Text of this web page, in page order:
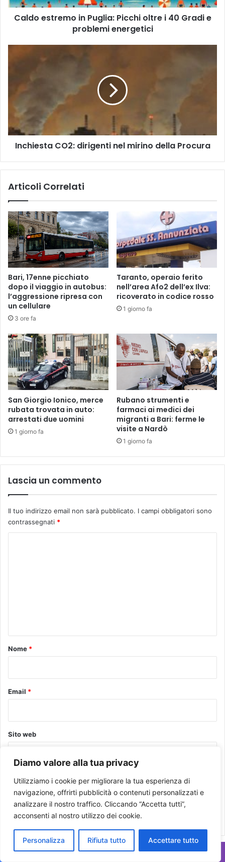
Diamo valore alla tua privacy
Utilizziamo i cookie per migliorare la tua esperienza di
navigazione, offrirti pubblicità o contenuti personalizzati e
analizzare il nostro traffico. Cliccando “Accetta tutti”,
acconsenti al nostro utilizzo dei cookie.
Personalizza Rifiuta tutto Accettare tutto
Gradi
Caldo estremo in Puglia: Picchi oltre i 40 Gradi e
problemi energetici
Inchiesta
CO2:
mirino
Procura
Inchiesta CO2: dirigenti nel mirino della Procura
Articoli Correlati
Bari, 17enne picchiato
dopo il viaggio in autobus:
l’aggressione ripresa con
un cellulare
3 ore fa
Taranto, operaio ferito
nell’area Afo2 dell’ex Ilva:
ricoverato in codice rosso
1 giorno fa
San Giorgio Ionico, merce
rubata trovata in auto:
arrestati due uomini
1 giorno fa
Rubano strumenti e
farmaci ai medici dei
migranti a Bari: ferme le
visite a Nardò
1 giorno fa
Lascia un commento
Il tuo indirizzo email non sarà pubblicato. I campi obbligatori sono
contrassegnati *
o
Nome *
Email *
Sito web
Salva il mio nome, email e sito web in questo browser per la
prossima volta che commento.